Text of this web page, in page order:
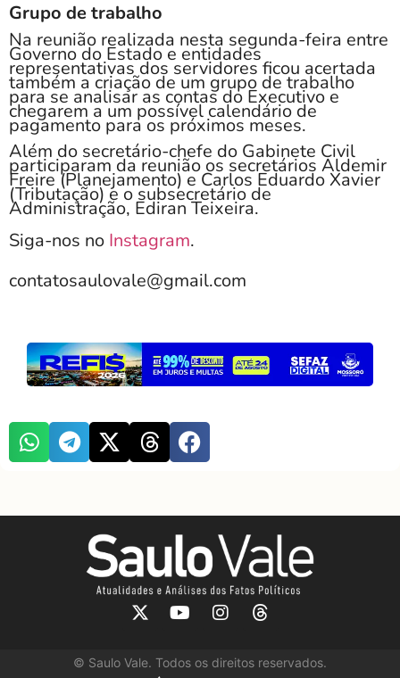
Grupo de trabalho
Na reunião realizada nesta segunda-feira entre
Governo do Estado e entidades
representativas dos servidores ficou acertada
também a criação de um grupo de trabalho
para se analisar as contas do Executivo e
chegarem a um possível calendário de
pagamento para os próximos meses.
Além do secretário-chefe do Gabinete Civil
participaram da reunião os secretários Aldemir
Freire (Planejamento) e Carlos Eduardo Xavier
(Tributação) e o subsecretário de
Administração, Ediran Teixeira.
Siga-nos no Instagram.
contatosaulovale@gmail.com
© Saulo Vale. Todos os direitos reservados.